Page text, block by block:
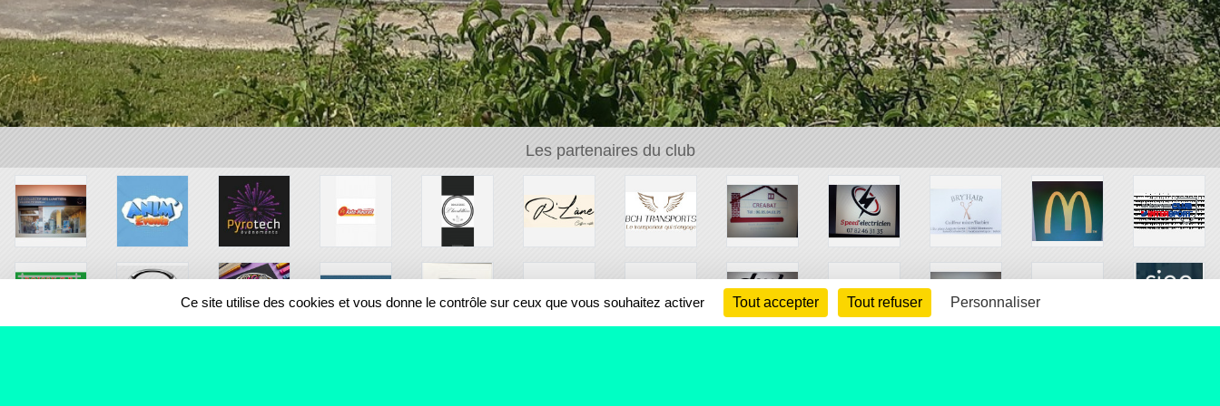
Les partenaires du club
Ce site utilise des cookies et vous donne le contrôle sur ceux que vous souhaitez activer Tout accepter Tout refuser Personnaliser